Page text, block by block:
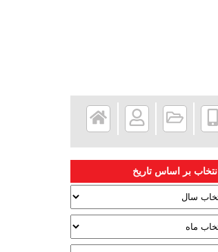
انتخاب بر اساس تاریخ